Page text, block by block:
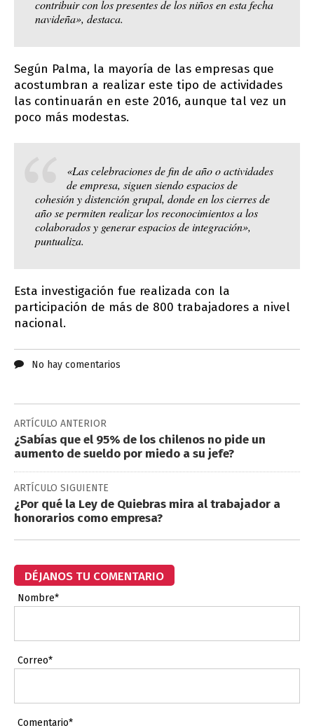
contribuir con los presentes de los niños en esta fecha
navideña», destaca.
Según Palma, la mayoría de las empresas que
acostumbran a realizar este tipo de actividades
las continuarán en este 2016, aunque tal vez un
poco más modestas.
«Las celebraciones de fin de año o actividades
de empresa, siguen siendo espacios de
cohesión y distención grupal, donde en los cierres de
año se permiten realizar los reconocimientos a los
colaborados y generar espacios de integración»,
puntualiza.
Esta investigación fue realizada con la
participación de más de 800 trabajadores a nivel
nacional.
No hay comentarios
ARTÍCULO ANTERIOR
¿Sabías que el 95% de los chilenos no pide un
aumento de sueldo por miedo a su jefe?
ARTÍCULO SIGUIENTE
¿Por qué la Ley de Quiebras mira al trabajador a
honorarios como empresa?
DÉJANOS TU COMENTARIO
Nombre*
Correo*
Comentario*